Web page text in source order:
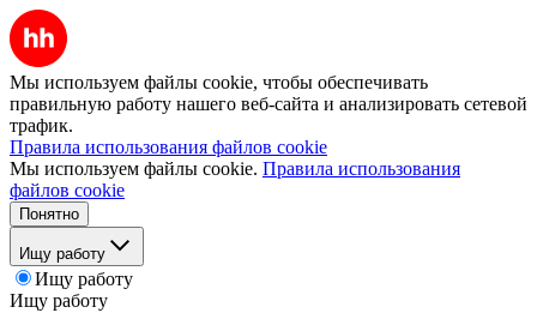
Мы используем файлы cookie, чтобы обеспечивать
правильную работу нашего веб-сайта и анализировать сетевой
трафик.
Правила использования файлов cookie
Мы используем файлы cookie. Правила использования
файлов cookie
Понятно
Ищу работу
Ищу работу
Ищу работу